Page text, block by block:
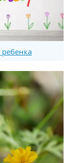
ребенка